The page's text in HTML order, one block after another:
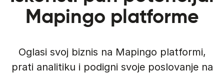
Mapingo platforme
Oglasi svoj biznis na Mapingo platformi,
prati analitiku i podigni svoje poslovanje na